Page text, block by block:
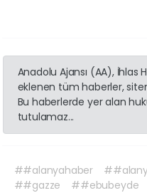
Anadolu Ajansı (AA), İhlas
eklenen tüm haberler,
Bu haberlerde yer alan
tutulamaz...
##alanyahaber
##gazze
##ebubeyde